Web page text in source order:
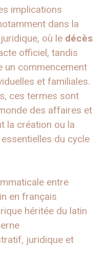
implications
dans la
où le décès
officiel, tandis
un commencement
et familiales.
ces termes sont
des affaires et
la création ou la
du cycle
entre
en français
héritée du latin
juridique et